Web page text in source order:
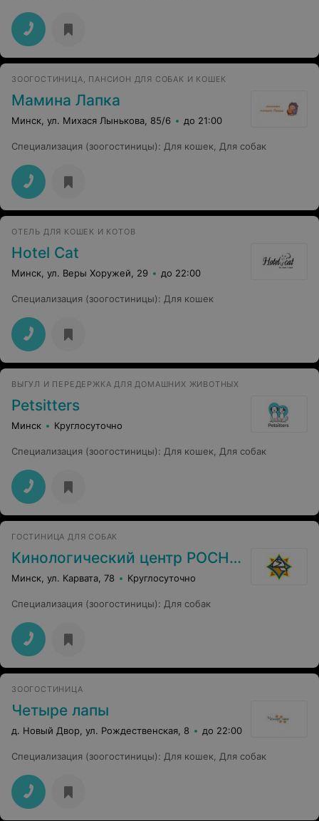
благодарность грумеру Тамаре за ее
профессионализм, к коту легко нашли подход и
оказали все желаемые услуги. Домой кот вернулся
отдохнувший и красивый) Спасибо за отличный уход и
профессионализм!
ЗООГОСТИНИЦА, ПАНСИОН ДЛЯ СОБАК И КОШЕК
Мамина Лапка
Минск, ул. Михася Лынькова, 85/6 до 21:00
Специализация (зоогостиницы): Для кошек Для собак
ОТЕЛЬ ДЛЯ КОШЕК И КОТОВ
Hotel Cat
Минск, ул. Веры Хоружей, 29 до 22:00
Специализация (зоогостиницы): Для кошек
ВЫГУЛ И ПЕРЕДЕРЖКА ДЛЯ ДОМАШНИХ ЖИВОТНЫХ
Petsitters
Минск Круглосуточно
Специализация (зоогостиницы): Для кошек Для собак
ГОСТИНИЦА ДЛЯ СОБАК
Кинологический центр РОСН МЧС
Минск, ул. Карвата, 78 Круглосуточно
Специализация (зоогостиницы): Для собак
ЗООГОСТИНИЦА
Четыре лапы
д. Новый Двор, ул. Рождественская, 8 до 22:00
Специализация (зоогостиницы): Для кошек Для собак